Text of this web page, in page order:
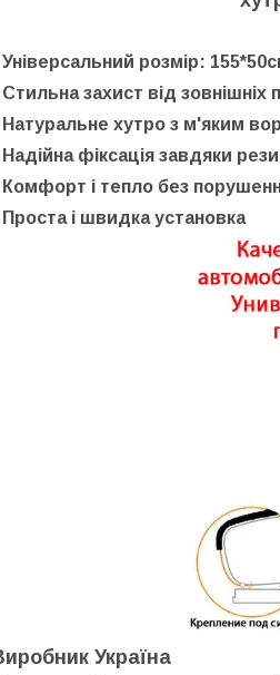
Універсальний розмір:
Стильна захист від
Натуральне хутро з м'яким
Надійна фіксація завдяки
Комфорт і тепло без
Проста і швидка установка
Україна